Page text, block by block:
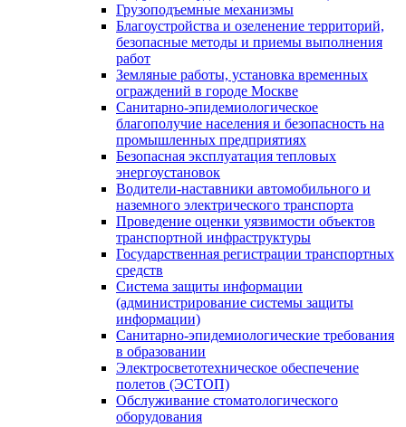
Грузоподъемные механизмы
Благоустройства и озеленение территорий,
безопасные методы и приемы выполнения
работ
Земляные работы, установка временных
ограждений в городе Москве
Санитарно-эпидемиологическое
благополучие населения и безопасность на
промышленных предприятиях
Безопасная эксплуатация тепловых
энергоустановок
Водители-наставники автомобильного и
наземного электрического транспорта
Проведение оценки уязвимости объектов
транспортной инфраструктуры
Государственная регистрации транспортных
средств
Система защиты информации
(администрирование системы защиты
информации)
Санитарно-эпидемиологические требования
в образовании
Электросветотехническое обеспечение
полетов (ЭСТОП)
Обслуживание стоматологического
оборудования